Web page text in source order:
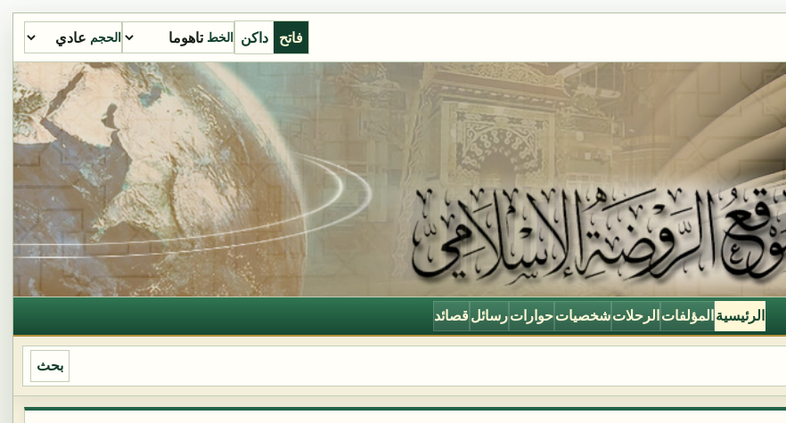
فاتح داكن الخط الحجم
الرئيسية المؤلفات الرحلات شخصيات حوارات رسائل قصائد
بحث